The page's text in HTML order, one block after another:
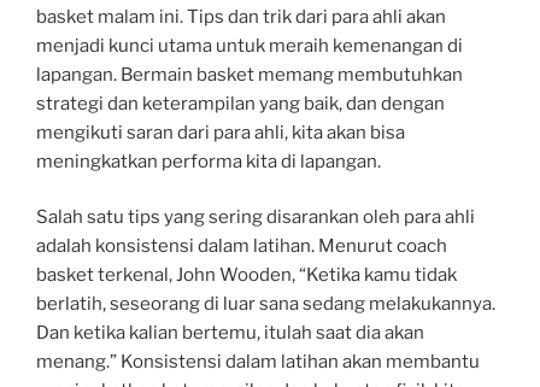
basket malam ini. Tips dan trik dari para ahli akan
menjadi kunci utama untuk meraih kemenangan di
lapangan. Bermain basket memang membutuhkan
strategi dan keterampilan yang baik, dan dengan
mengikuti saran dari para ahli, kita akan bisa
meningkatkan performa kita di lapangan.
Salah satu tips yang sering disarankan oleh para ahli
adalah konsistensi dalam latihan. Menurut coach
basket terkenal, John Wooden, “Ketika kamu tidak
berlatih, seseorang di luar sana sedang melakukannya.
Dan ketika kalian bertemu, itulah saat dia akan
menang.” Konsistensi dalam latihan akan membantu